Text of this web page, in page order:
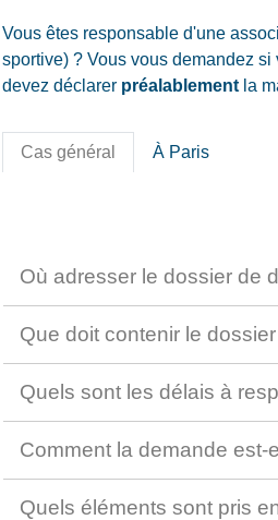
Vous êtes responsable d'une
sportive) ? Vous vous demandez
devez déclarer préalablement la
Cas général À Paris
Où adresser le dossier de
Que doit contenir le
Quels sont les délais à
Comment la demande est-
Quels éléments sont pris